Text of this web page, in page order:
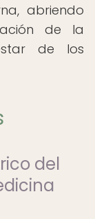
abriendo
de la
de los
del